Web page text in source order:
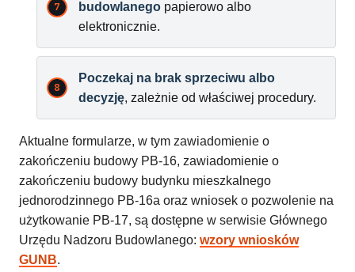
budowlanego papierowo albo
elektronicznie.
Poczekaj na brak sprzeciwu albo
decyzję, zależnie od właściwej procedury.
Aktualne formularze, w tym zawiadomienie o
zakończeniu budowy PB-16, zawiadomienie o
zakończeniu budowy budynku mieszkalnego
jednorodzinnego PB-16a oraz wniosek o pozwolenie na
użytkowanie PB-17, są dostępne w serwisie Głównego
Urzędu Nadzoru Budowlanego: wzory wniosków
GUNB.